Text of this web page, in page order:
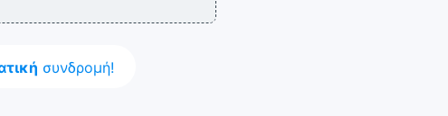
συνδρομή!